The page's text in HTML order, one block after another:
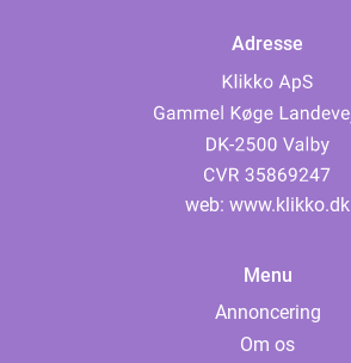
Adresse
web: www.klikko.dk
Menu
Annoncering
Om os